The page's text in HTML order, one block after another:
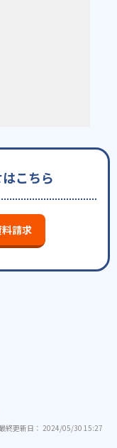
こちら
請求
最終更新日： 2024/05/30 15:27